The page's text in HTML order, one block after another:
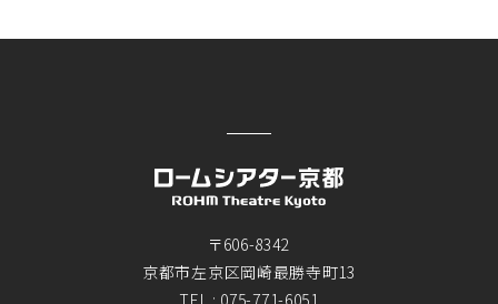
〒606-8342
京都市左京区岡崎最勝寺町13
TEL : 075-771-6051